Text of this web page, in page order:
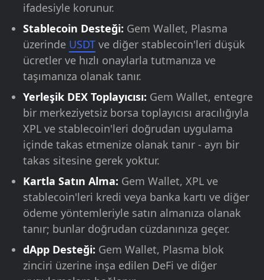
ifadesiyle korunur.
Stablecoin Desteği: Gem Wallet, Plasma
üzerinde USDT ve diğer stablecoin'leri düşük
ücretler ve hızlı onaylarla tutmanıza ve
taşımanıza olanak tanır.
Yerleşik DEX Toplayıcısı: Gem Wallet, entegre
bir merkeziyetsiz borsa toplayıcısı aracılığıyla
XPL ve stablecoin'leri doğrudan uygulama
içinde takas etmenize olanak tanır - ayrı bir
takas sitesine gerek yoktur.
Kartla Satın Alma: Gem Wallet, XPL ve
stablecoin'leri kredi veya banka kartı ve diğer
ödeme yöntemleriyle satın almanıza olanak
tanır; bunlar doğrudan cüzdanınıza geçer.
dApp Desteği: Gem Wallet, Plasma blok
zinciri üzerine inşa edilen DeFi ve diğer